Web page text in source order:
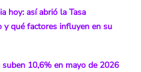
hoy: así abrió la Tasa
y qué factores influyen en su
10,6% en mayo de 2026